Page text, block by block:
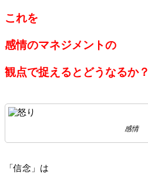
これを
感情のマネジメントの
観点で捉えるとどうなるか？
感情
「信念」は